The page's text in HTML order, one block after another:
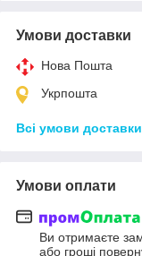
Умови доставки
Нова Пошта
Укрпошта
Всі умови доставки
Умови оплати
Ви отримаєте
або гроші